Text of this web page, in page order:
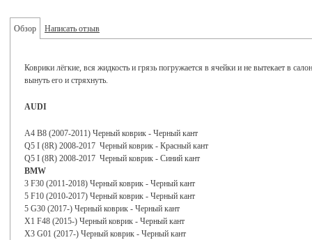
Обзор Написать отзыв
Коврики лёгкие, вся жидкость и грязь погружается в ячейки и не вытекает в
вынуть его и стряхнуть.
AUDI
A4 B8 (2007-2011) Черный коврик - Черный кант
Q5 I (8R) 2008-2017 Черный коврик - Красный кант
Q5 I (8R) 2008-2017 Черный коврик - Синий кант
BMW
3 F30 (2011-2018) Черный коврик - Черный кант
5 F10 (2010-2017) Черный коврик - Черный кант
5 G30 (2017-) Черный коврик - Черный кант
X1 F48 (2015-) Черный коврик - Черный кант
X3 G01 (2017-) Черный коврик - Черный кант